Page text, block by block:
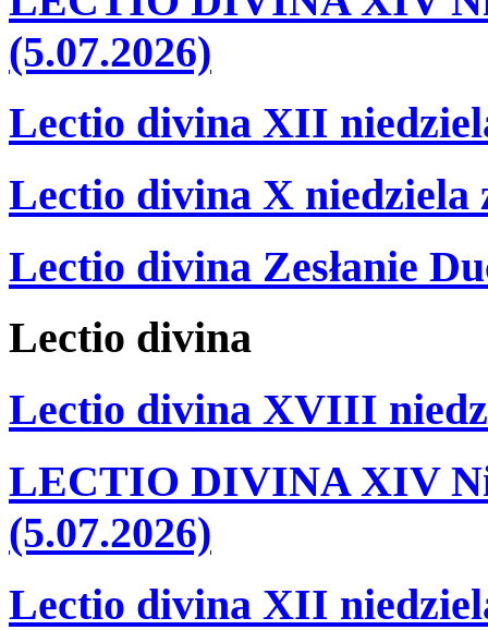
(5.07.2026)
Lectio divina XII
Lectio divina X niedziela
Lectio divina Zesłanie
Lectio divina
Lectio divina XVIII
LECTIO DIVINA XIV
(5.07.2026)
Lectio divina XII